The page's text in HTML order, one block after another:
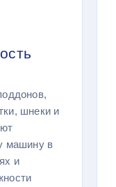
шнеки и
машину в
и